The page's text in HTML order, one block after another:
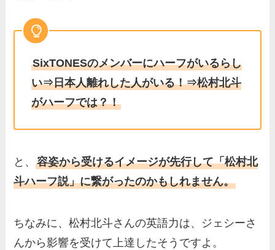
SixTONESのメンバーにハーフがいるらし
い⇒日本人離れした人がいる！⇒松村北斗
がハーフでは？！
と、容姿から受けるイメージが先行して「松村北
斗ハーフ説」に繋がったのかもしれません。
ちなみに、松村北斗さんの英語力は、ジェシーさ
んから影響を受けて上達したそうですよ。